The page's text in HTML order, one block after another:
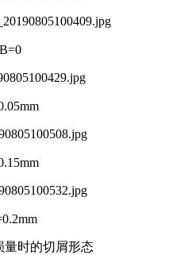
量时的切屑形态